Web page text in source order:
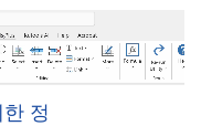
정